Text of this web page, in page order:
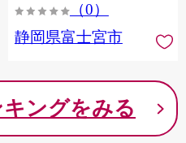
（0）
静岡県富士宮市
ングをみる